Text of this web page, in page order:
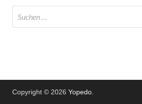
Copyright © 2026 Yopedo